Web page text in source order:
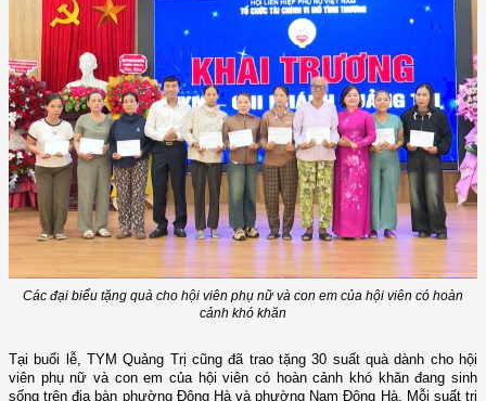
Các đại biểu tặng quà cho hội viên phụ nữ và con em của hội viên có hoàn
cảnh khó khăn
Tại buổi lễ, TYM Quảng Trị cũng đã trao tặng 30 suất quà dành cho hội
viên phụ nữ và con em của hội viên có hoàn cảnh khó khăn đang sinh
sống trên địa bàn phường Đông Hà và phường Nam Đông Hà. Mỗi suất trị